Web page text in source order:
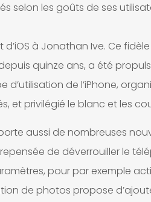
selon les goûts de ses
à Jonathan Ive. Ce
quinze ans, a été
d’utilisation de l’iPhone,
et privilégié le blanc et les
aussi de nombreuses
de déverrouiller le
pour par exemple
de photos propose